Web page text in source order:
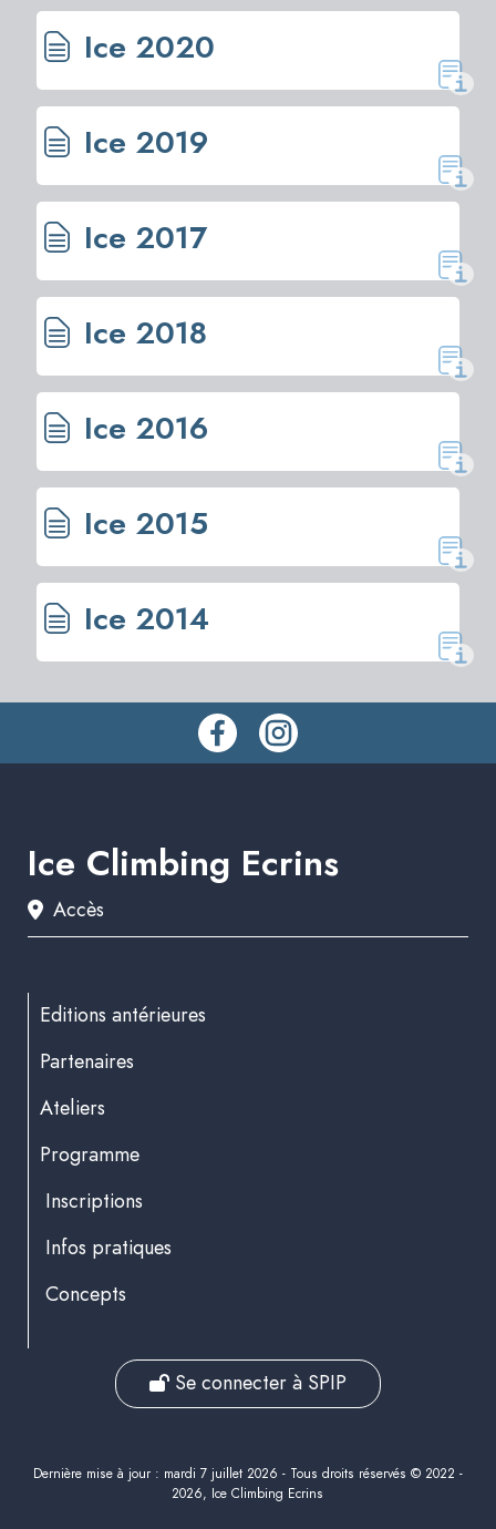
Ice 2020
Ice 2019
Ice 2017
Ice 2018
Ice 2016
Ice 2015
Ice 2014
Ice Climbing Ecrins
Accès
Editions antérieures
Partenaires
Ateliers
Programme
Inscriptions
Infos pratiques
Concepts
Se connecter à SPIP
Dernière mise à jour : mardi 7 juillet 2026 - Tous droits réservés © 2022 -
2026, Ice Climbing Ecrins